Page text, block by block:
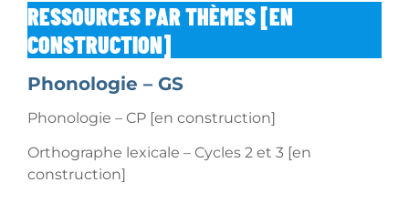
RESSOURCES PAR THÈMES [EN
CONSTRUCTION]
Phonologie – GS
Phonologie – CP [en construction]
Orthographe lexicale – Cycles 2 et 3 [en
construction]